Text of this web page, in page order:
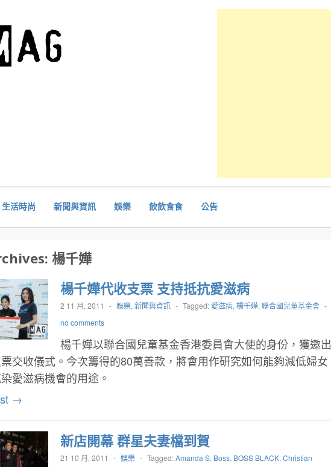
生活時尚 新聞與資訊 娛樂 飲飲食食 公告
楊千嬅
楊千嬅代收支票 支持抵抗愛滋病
2 11 月, 2011 - 娛樂, 新聞與資訊 - Tagged: 愛滋病, 楊千嬅, 聯合國兒童基金會 -
no comments
楊千嬅以聯合國兒童基金香港委員會大使的身份，獲邀出
交收儀式。今次籌得的80萬善款，將會用作研究如何能夠減低婦女
愛滋病機會的用途。
→
新店開幕 群星夫妻檔到賀
21 10 月, 2011 - 娛樂 - Tagged:Amanda S, Boss, BOSS BLACK, Christian